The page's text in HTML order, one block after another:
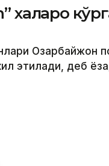
халқаро
Озарбайжон
этилади, деб